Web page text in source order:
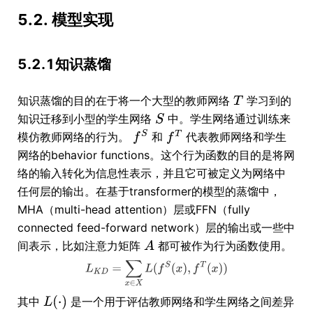
5.2. 模型实现
5.2.1知识蒸馏
知识蒸馏的目的在于将一个大型的教师网络
学习到的
知识迁移到小型的学生网络
中。学生网络通过训练来
模仿教师网络的行为。
和
代表教师网络和学生
网络的behavior functions。这个行为函数的目的是将网
络的输入转化为信息性表示，并且它可被定义为网络中
任何层的输出。在基于transformer的模型的蒸馏中，
MHA（multi-head attention）层或FFN（fully
connected feed-forward network）层的输出或一些中
间表示，比如注意力矩阵
都可被作为行为函数使用。
其中
是一个用于评估教师网络和学生网络之间差异